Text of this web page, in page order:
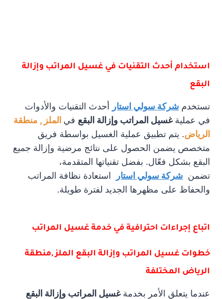
استخدام أحدث التقنيات في غسيل المراتب وإزالة
البقع
تستخدم شركة سولي استار أحدث التقنيات والأدوات
في عمليةغسيل المراتب وإزالة البقع في الملز , منطقة
الرياض. يتم تطبيق عملية الغسيل بواسطة فريق
متخصص يضمن الحصول على نتائج مرضية وإزالة جميع
البقع بشكل فعّال. بفضل تقنياتها المتقدمة،
تضمن شركة سولي استار
استعادة نظافة المراتب
والحفاظ على مظهرها الجديد لفترة طويلة.
اتباع إجراءات احترافية في خدمة غسيل المراتب
خطوات غسيل المراتب وإزالة البقع الملز ,منطقة
الرياض المختلفة
عندما يتعلق الأمر بخدمةغسيل المراتب وإزالة البقع